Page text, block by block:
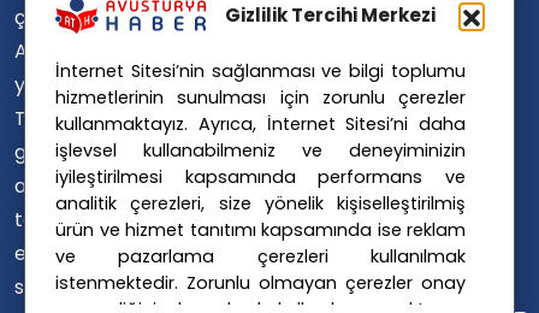
Gizlilik Tercihi Merkezi
İnternet Sitesi’nin sağlanması ve bilgi toplumu
hizmetlerinin sunulması için zorunlu çerezler
kullanmaktayız. Ayrıca, İnternet Sitesi’ni daha
işlevsel kullanabilmeniz ve deneyiminizin
iyileştirilmesi kapsamında performans ve
analitik çerezleri, size yönelik kişiselleştirilmiş
ürün ve hizmet tanıtımı kapsamında ise reklam
ve pazarlama çerezleri kullanılmak
istenmektedir. Zorunlu olmayan çerezler onay
çevirerek,
Avusturya'da
yaşayan
Türklerin ülke
gündemini
ana dillerinde
takip
etmelerini
sağlıyoruz.
Avusturya Polisi
Avusturya Polis Soruşturması
Avusturya Sağlık Sistemi
Avusturya Siyaseti
Avusturya Suç Haberleri
Avusturya Trafik Haberleri
Donald Trump
FPÖ
Graz Okul Saldırısı
Internet Dolandırıcılığı